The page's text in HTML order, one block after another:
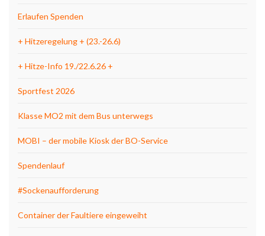
Erlaufen Spenden
+ Hitzeregelung + (23.-26.6)
+ Hitze-Info 19./22.6.26 +
Sportfest 2026
Klasse MO2 mit dem Bus unterwegs
MOBI – der mobile Kiosk der BO-Service
Spendenlauf
#Sockenaufforderung
Container der Faultiere eingeweiht